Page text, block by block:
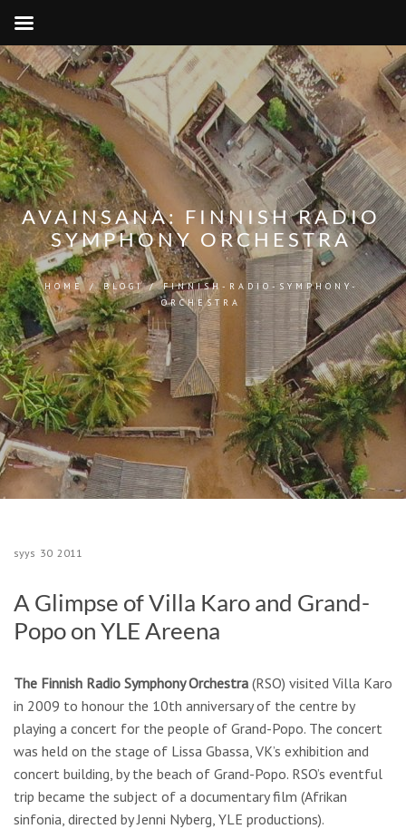
AVAINSANA: FINNISH RADIO
SYMPHONY ORCHESTRA
HOME/BLOGI/FINNISH-RADIO-SYMPHONY-
ORCHESTRA
syys 30 2011
A Glimpse of Villa Karo and Grand-
Popo on YLE Areena
The Finnish Radio Symphony Orchestra (RSO) visited Villa Karo
in 2009 to honour the 10th anniversary of the centre by
playing a concert for the people of Grand-Popo. The concert
was held on the stage of Lissa Gbassa, VK’s exhibition and
concert building, by the beach of Grand-Popo. RSO’s eventful
trip became the subject of a documentary film (Afrikan
sinfonia, directed by Jenni Nyberg, YLE productions).